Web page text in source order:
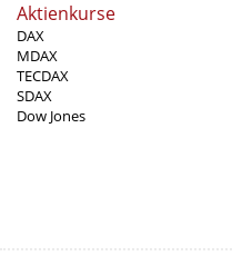
Aktienkurse
DAX
MDAX
TECDAX
SDAX
Dow Jones